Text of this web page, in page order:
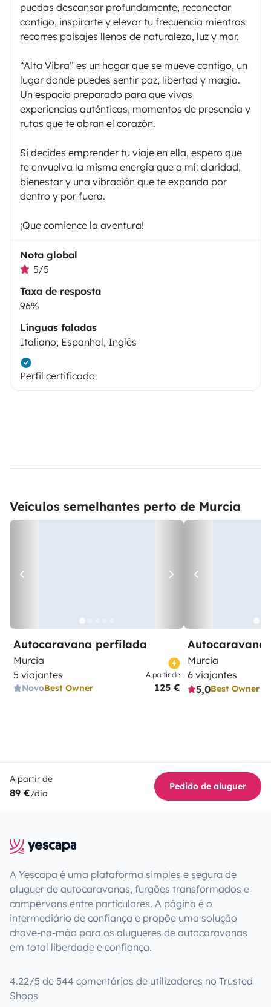
puedas descansar profundamente, reconectar
contigo, inspirarte y elevar tu frecuencia mientras
recorres paisajes llenos de naturaleza, luz y mar.
“Alta Vibra” es un hogar que se mueve contigo, un
lugar donde puedes sentir paz, libertad y magia.
Un espacio preparado para que vivas
experiencias auténticas, momentos de presencia y
rutas que te abran el corazón.
Si decides emprender tu viaje en ella, espero que
te envuelva la misma energía que a mí: claridad,
bienestar y una vibración que te expanda por
dentro y por fuera.
¡Que comience la aventura!
Nota global
5/5
Taxa de resposta
96%
Línguas faladas
Italiano, Espanhol, Inglês
Perfil certificado
Veículos semelhantes perto de Murcia
Autocaravana perfilada
Murcia
5 viajantes
NovoBest Owner
A partir de
125 €
Autocaravana
Murcia
6 viajantes
5,0Best Owner
A partir de
89 €/dia
Pedido de aluguer
A Yescapa é uma plataforma simples e segura de
aluguer de autocaravanas, furgões transformados e
campervans entre particulares. A página é o
intermediário de confiança e propõe uma solução
chave-na-mão para os alugueres de autocaravanas
em total liberdade e confiança.
4.22/5 de 544 comentários de utilizadores no Trusted
Shops